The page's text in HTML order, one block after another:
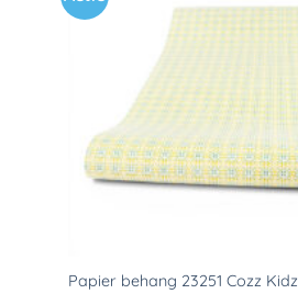
Papier behang 23251 Cozz Kidz